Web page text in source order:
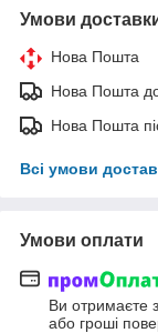
Умови
Нова Пошта
Нова Пошта
Нова Пошта
Всі умови
Умови оплати
Ви отримаєте
або гроші